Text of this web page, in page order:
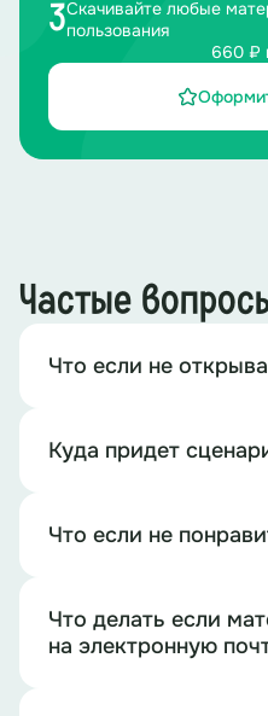
3Скачивайте любые
пользования
660 ₽
Частые
Что если не
Куда придет
Что если не
Что делать если
на электронную